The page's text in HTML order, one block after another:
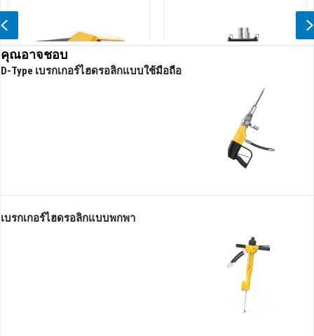
ปั๊มจุ่มไฮดรอลิกหัวสูง
Previous
คุณอาจชอบ
D-Type เบรกเกอร์ไฮดรอลิกแบบใช้มือถือ
เบรกเกอร์ไฮดรอลิกแบบพกพา